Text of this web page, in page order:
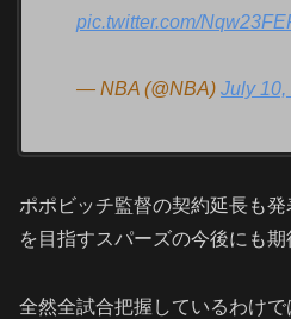
pic.twitter.com/
— NBA (@NBA) July 10,
ポポビッチ監督の契約延長も
を目指すスパーズの今後にも
全然全試合把握しているわけ